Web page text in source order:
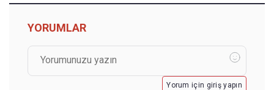
YORUMLAR
Yorum için giriş yapın